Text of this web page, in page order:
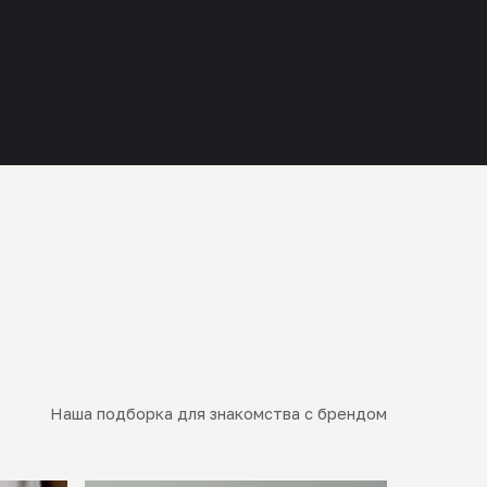
Наша подборка для знакомства с брендом